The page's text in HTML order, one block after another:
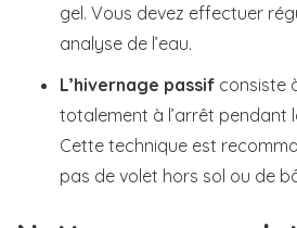
gel. Vous devez effectuer
analyse de l’eau.
L’hivernage passif consiste
totalement à l’arrêt pendant
Cette technique est
pas de volet hors sol ou de